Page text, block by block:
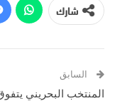
شارك
السابق
المنتخب البحريني